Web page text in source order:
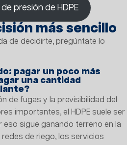
presión de HDPE
más sencillo
de decidirte, pregúntate lo
pagar un poco más
una cantidad
de fugas y la previsibilidad del
importantes, el HDPE suele ser
eso sigue ganando terreno en la
de riego, los servicios